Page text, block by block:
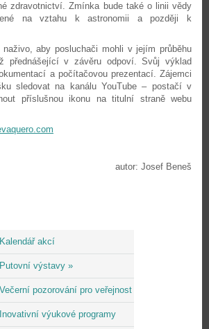
Kalendář akcí
Putovní výstavy »
Večerní pozorování pro veřejnost
Inovativní výukové programy
zdravotnictví. Zmínka bude také o linii vědy
na vztahu k astronomii a později k
naživo, aby posluchači mohli v jejím průběhu
přednášející v závěru odpoví. Svůj výklad
a počítačovou prezentací. Zájemci
sledovat na kanálu YouTube – postačí v
příslušnou ikonu na titulní straně webu
autor: Josef Beneš